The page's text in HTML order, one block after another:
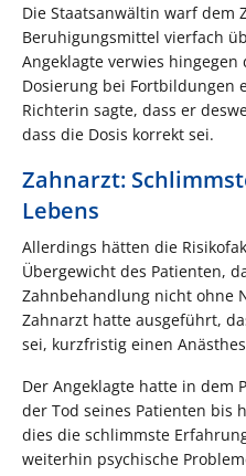
Die Staatsanwältin warf dem
Beruhigungsmittel vierfach
Angeklagte verwies
Dosierung bei Fortbildungen
Richterin sagte, dass er
dass die Dosis korrekt sei.
Zahnarzt:
Lebens
Allerdings hätten die
Übergewicht des Patienten,
Zahnbehandlung nicht ohne
Zahnarzt hatte ausgeführt,
sei, kurzfristig einen
Der Angeklagte hatte in dem
der Tod seines Patienten bis
dies die schlimmste
weiterhin psychische